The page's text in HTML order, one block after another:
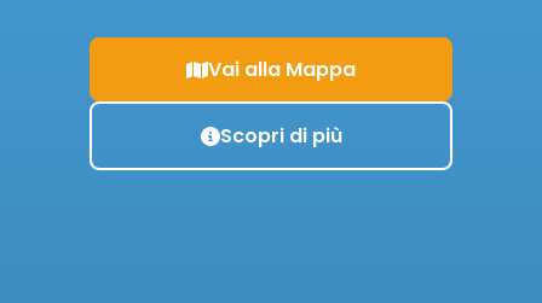
Vai alla Mappa
Scopri di più